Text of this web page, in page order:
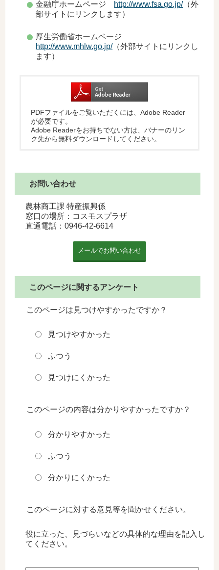
金融庁ホームページ http://www.fsa.go.jp/（外
部サイトにリンクします）
厚生労働省ホームページ
http://www.mhlw.go.jp/（外部サイトにリンクし
ます）
PDFファイルをご覧いただくには、Adobe Reader
が必要です。
Adobe Readerをお持ちでない方は、バナーのリン
ク先から無料ダウンロードしてください。
お問い合わせ
農林商工課 特産振興係
窓口の場所：コスモスプラザ
直通電話： 0946-42-6614
このページに関するアンケート
このページは見つけやすかったですか？
見つけやすかった
ふつう
見つけにくかった
このページの内容は分かりやすかったですか？
分かりやすかった
ふつう
分かりにくかった
このページに対する意見等を聞かせください。
役に立った、見づらいなどの具体的な理由を記入し
てください。